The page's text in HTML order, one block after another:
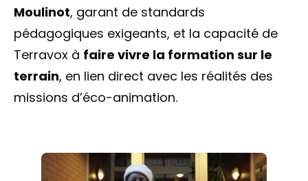
Moulinot, garant de standards
pédagogiques exigeants, et la capacité de
Terravox à faire vivre la formation sur le
terrain, en lien direct avec les réalités des
missions d’éco-animation.